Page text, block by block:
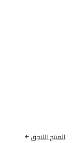
المنتج اللاحق